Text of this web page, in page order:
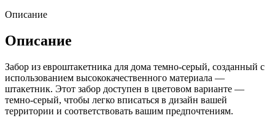
Описание
Описание
Забор из евроштакетника для дома темно-серый, созданный с
использованием высококачественного материала —
штакетник. Этот забор доступен в цветовом варианте —
темно-серый, чтобы легко вписаться в дизайн вашей
территории и соответствовать вашим предпочтениям.